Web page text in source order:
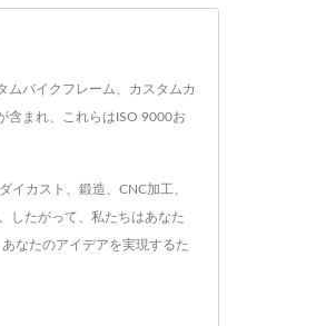
ムバイクフレーム、カスタムカ
含まれ、これらはISO 9000お
イカスト、鍛造、CNC加工、
したがって、私たちはあなた
なたのアイデアを実現するた